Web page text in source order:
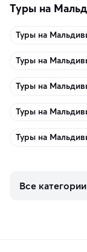
Туры на
Туры на
Туры на
Туры на
Туры на
Туры на
Все категории